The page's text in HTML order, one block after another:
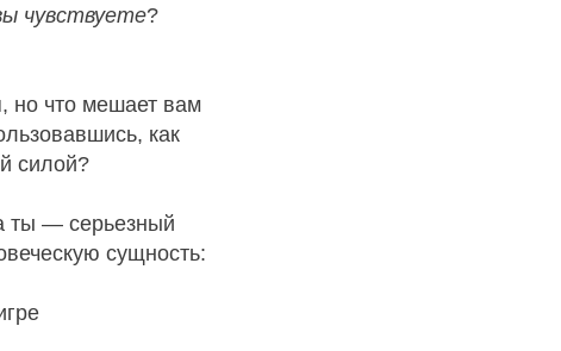
чувствуете?
но что мешает вам
как
силой?
ты — серьезный
сущность: